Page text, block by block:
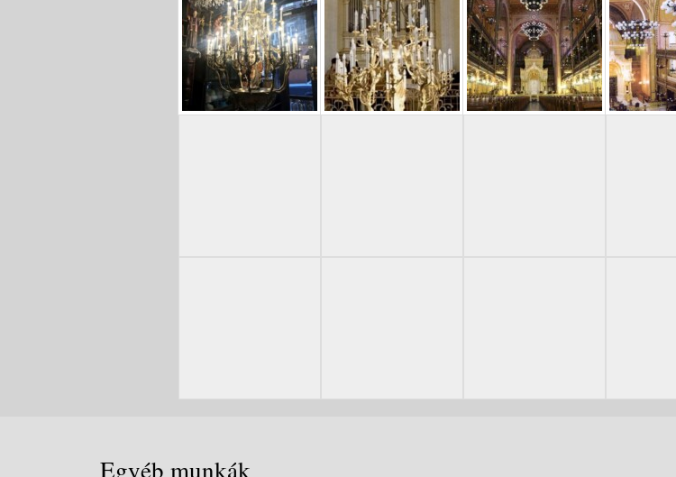
Egyéb munkák